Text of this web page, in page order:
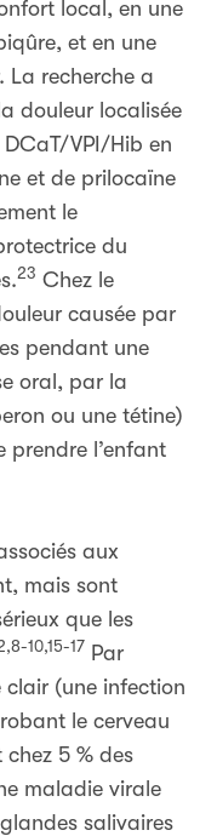
local, en une
et en une
La recherche a
douleur localisée
VPI/Hib en
et de prilocaïne
le
du
23 Chez le
causée par
pendant une
oral, par la
ou une tétine)
l’enfant
aux
mais sont
que les
10,15-17 Par
(une infection
le cerveau
5 % des
maladie virale
salivaires